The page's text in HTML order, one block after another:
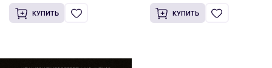
КУПИТЬ КУПИТЬ